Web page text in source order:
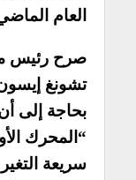
العام
صرح رئيس
تشونغ
بحاجة إلى
“المحرك
سريعة